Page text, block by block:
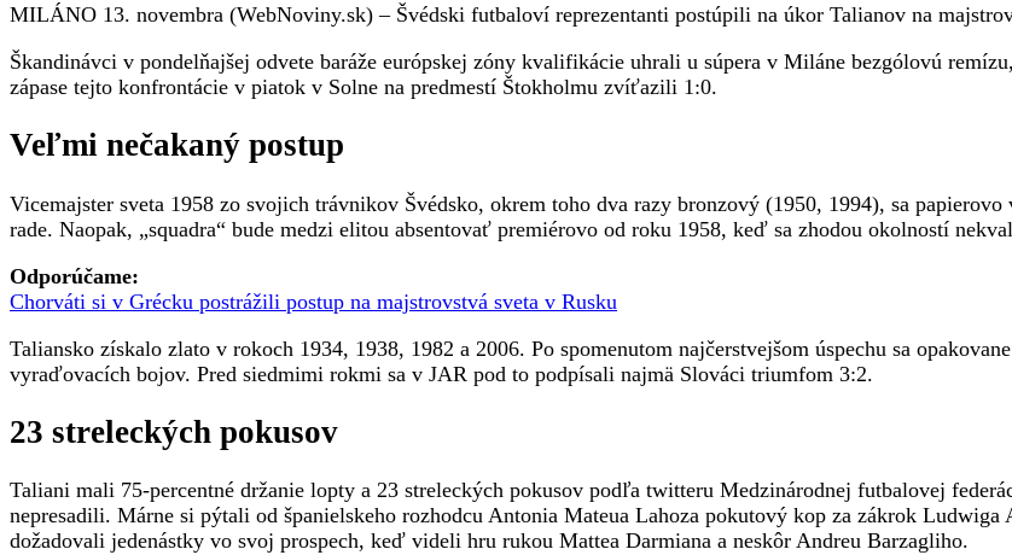
na
majstrovstvách
sveta,
po
MILÁNO 13. novembra (WebNoviny.sk) – Švédski futbaloví reprezentanti postúpili na úkor Talianov na
Škandinávci v pondelňajšej odvete baráže európskej zóny kvalifikácie uhrali u súpera v Miláne bezgólovú
zápase tejto konfrontácie v piatok v Solne na predmestí Štokholmu zvíťazili 1:0.
Veľmi nečakaný postup
Vicemajster sveta 1958 zo svojich trávnikov Švédsko, okrem toho dva razy bronzový (1950, 1994), sa
rade. Naopak, „squadra“ bude medzi elitou absentovať premiérovo od roku 1958, keď sa zhodou okolností
Odporúčame:
Chorváti si v Grécku postrážili postup na majstrovstvá sveta v Rusku
Taliansko získalo zlato v rokoch 1934, 1938, 1982 a 2006. Po spomenutom najčerstvejšom úspechu sa
vyraďovacích bojov. Pred siedmimi rokmi sa v JAR pod to podpísali najmä Slováci triumfom 3:2.
23 streleckých pokusov
Taliani mali 75-percentné držanie lopty a 23 streleckých pokusov podľa twitteru Medzinárodnej futbalovej
nepresadili. Márne si pýtali od španielskeho rozhodcu Antonia Mateua Lahoza pokutový kop za zákrok Ludwiga
dožadovali jedenástky vo svoj prospech, keď videli hru rukou Mattea Darmiana a neskôr Andreu Barzagliho.